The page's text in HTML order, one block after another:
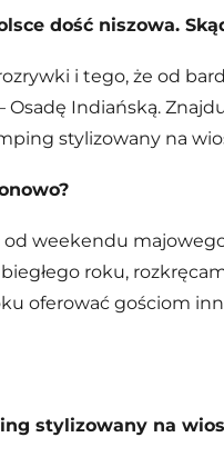
dość niszowa.
i tego, że od
Osadę Indiańską.
stylizowany na
od weekendu
roku,
oferować gościom
stylizowany na